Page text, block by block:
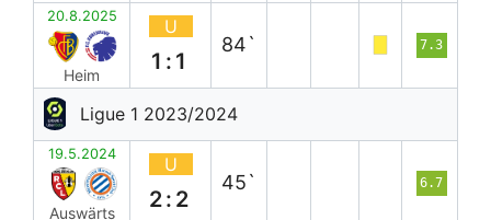
20.8.2025
Heim
U
1:1
84` 7.3
Ligue 1 2023/2024
19.5.2024
Auswärts
U
2:2
45` 6.7